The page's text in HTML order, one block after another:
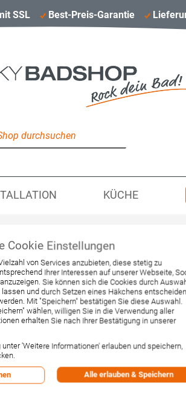
SSL Best-Preis-Garantie
KÜCHE
Hansgrohe
(39015000)
Artikelnummer:39015000
Hersteller:Hansgrohe
418,12 €
Inkl. 19% MwSt.,zzgl.
-1% Rabatt bei Vorkasse per
Cookie Einstellungen
von Services anzubieten, diese stetig zu
Ihrer Interessen auf unserer Webseite,
Sie können sich die Cookies durch
lassen und durch Setzen eines Häkchens
Mit "Speichern" bestätigen Sie diese Auswahl.
wählen, willigen Sie in die Verwendung aller
erhalten Sie nach Ihrer Bestätigung in unserer
'Weitere Informationen' erlauben und speichern,
Alle erlauben & Speichern